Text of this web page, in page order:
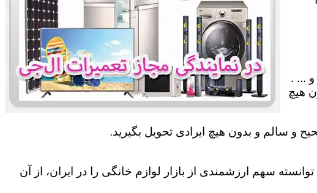
و ... .
هیچ
و سالم و بدون هیچ ایرادی تحویل بگیرید.
سهم ارزشمندی از بازار لوازم خانگی را در ایران، از آن